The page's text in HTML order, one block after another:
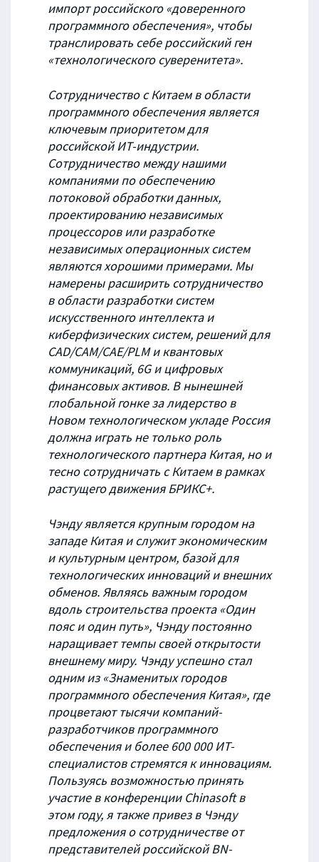
импорт российского «доверенного
программного обеспечения», чтобы
транслировать себе российский ген
«технологического суверенитета».
Сотрудничество с Китаем в области
программного обеспечения является
ключевым приоритетом для
российской ИТ-индустрии.
Сотрудничество между нашими
компаниями по обеспечению
потоковой обработки данных,
проектированию независимых
процессоров или разработке
независимых операционных систем
являются хорошими примерами. Мы
намерены расширить сотрудничество
в области разработки систем
искусственного интеллекта и
киберфизических систем, решений для
CAD/CAM/CAE/PLM и квантовых
коммуникаций, 6G и цифровых
финансовых активов. В нынешней
глобальной гонке за лидерство в
Новом технологическом укладе Россия
должна играть не только роль
технологического партнера Китая, но и
тесно сотрудничать с Китаем в рамках
растущего движения БРИКС+.
Чэнду является крупным городом на
западе Китая и служит экономическим
и культурным центром, базой для
технологических инноваций и внешних
обменов. Являясь важным городом
вдоль строительства проекта «Один
пояс и один путь», Чэнду постоянно
наращивает темпы своей открытости
внешнему миру. Чэнду успешно стал
одним из «Знаменитых городов
программного обеспечения Китая», где
процветают тысячи компаний-
разработчиков программного
обеспечения и более 600 000 ИТ-
специалистов стремятся к инновациям.
Пользуясь возможностью принять
участие в конференции Chinasoft в
этом году, я также привез в Чэнду
предложения о сотрудничестве от
представителей российскойBN-